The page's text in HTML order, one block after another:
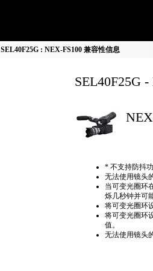
SEL40F25G : NEX-FS100 兼容性信息
SEL40F25G
* 不支持防抖功
无法使用镜头
当可变光圈环
烁几秒钟并可
将可变光圈环
将可变光圈环
值。
无法使用镜头